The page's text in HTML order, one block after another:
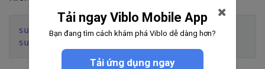
sudo mkswap
sudo
Tải ngay Viblo Mobile App
Bạn đang tìm cách khám phá Viblo dễ dàng hơn?
Tải ứng dụng ngay